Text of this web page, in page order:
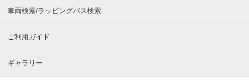
車両検索/ラッピングバス検索
ご利用ガイド
ギャラリー